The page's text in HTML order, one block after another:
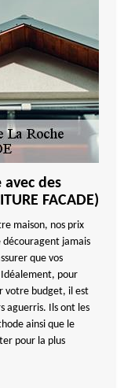
des
FACADE)
maison, nos prix
découragent jamais
que vos
pour
votre budget, il est
aguerris. Ils ont les
ainsi que le
pour la plus